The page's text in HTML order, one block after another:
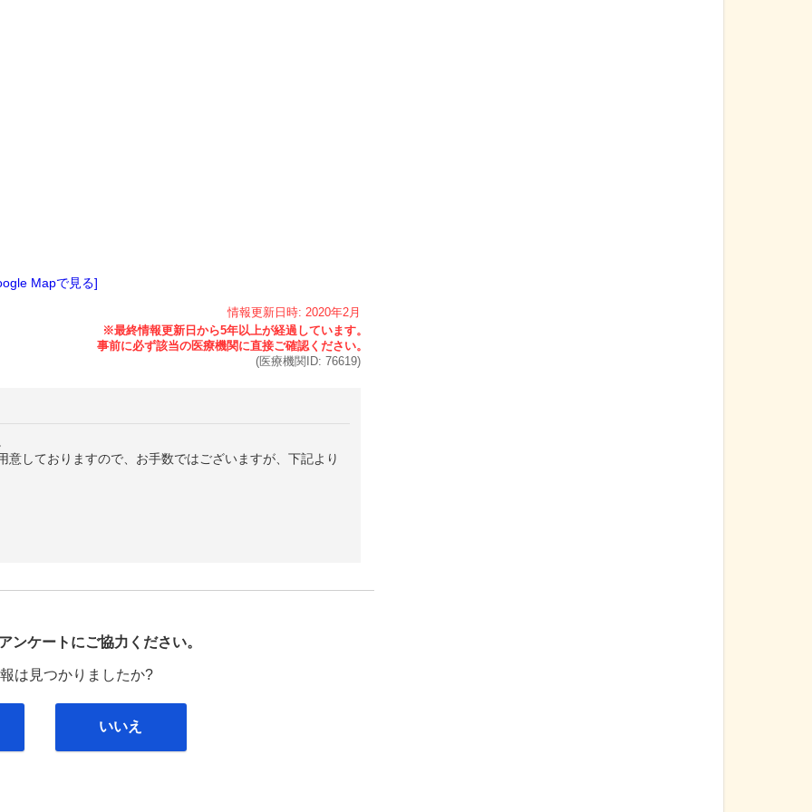
Mapで見る]
情報更新日時: 2020年2月
(医療機関ID: 76619)
しておりますので、お手数ではございますが、下記より
ンケートにご協力ください。
は見つかりましたか?
いいえ